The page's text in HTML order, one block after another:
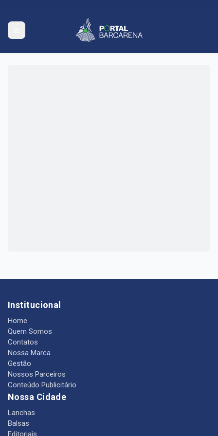
Institucional
Home
Quem Somos
Contatos
Nossa Marca
Gestão
Nossos Parceiros
Conteúdo Publicitário
Nossa Cidade
Lanchas
Balsas
Editoriais